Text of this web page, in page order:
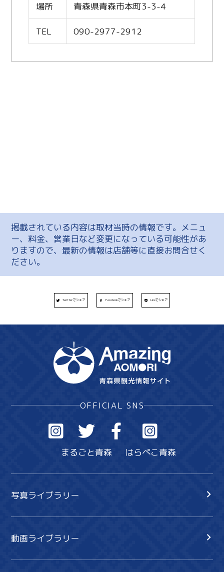
場所
青森県青森市本町3-3-4
TEL 090-2977-2912
掲載されている内容は取材当時の情報です。メニュ
ー、料金、営業日など変更になっている可能性があ
りますので、最新の情報は店舗等に直接お問合せく
ださい。
Twitterでシェア Facebookでシェア Lineでシェア
OFFICIAL SNS
まるごと青森 はらぺこ青森
写真ライブラリー
動画ライブラリー